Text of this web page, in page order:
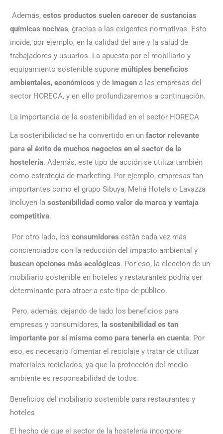
Además, estos productos suelen carecer de sustancias
químicas nocivas, gracias a las exigentes normativas. Esto
incide, por ejemplo, en la calidad del aire y la salud de
trabajadores y usuarios. La apuesta por el mobiliario y
equipamiento sostenible supone múltiples beneficios
ambientales, económicos y de imagen a las empresas del
sector HORECA, y en ello profundizaremos a continuación.
La importancia de la sostenibilidad en el sector HORECA
La sostenibilidad se ha convertido en un factor relevante
para el éxito de muchos negocios en el sector de la
hostelería. Además, este tipo de acción se utiliza también
como estrategia de marketing. Por ejemplo, empresas tan
importantes como el grupo Sibuya, Meliá Hotels o Lavazza
incluyen la sostenibilidad como valor de marca y ventaja
competitiva.
Por otro lado, los consumidores están cada vez más
concienciados con la reducción del impacto ambiental y
buscan opciones más ecológicas. Por eso, la elección de un
mobiliario sostenible en hoteles y restaurantes podría ser
determinante para atraer a este tipo de público.
Pero, además, dejando de lado los beneficios para
empresas y consumidores, la sostenibilidad es tan
importante por sí misma como para tenerla en cuenta. Por
eso, es necesario fomentar el reciclaje y tratar de utilizar
materiales reciclados, ya que la protección del medio
ambiente es responsabilidad de todos.
Beneficios del mobiliario sostenible para restaurantes y
hoteles
El hecho de que el sector de la hostelería incorpore